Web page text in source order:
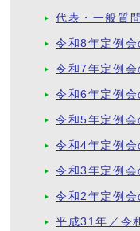
代表・一般質
令和8年定例会
令和7年定例会
令和6年定例会
令和5年定例会
令和4年定例会
令和3年定例会
令和2年定例会
平成31年／令